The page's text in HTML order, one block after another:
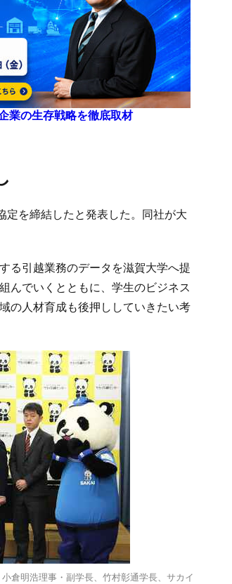
業の生存戦略を徹底取材
定を締結したと発表した。同社が大
る引越業務のデータを滋賀大学へ提
んでいくとともに、学生のビジネス
の人材育成も後押ししていきたい考
倉明浩理事・副学長、竹村彰通学長、サカイ